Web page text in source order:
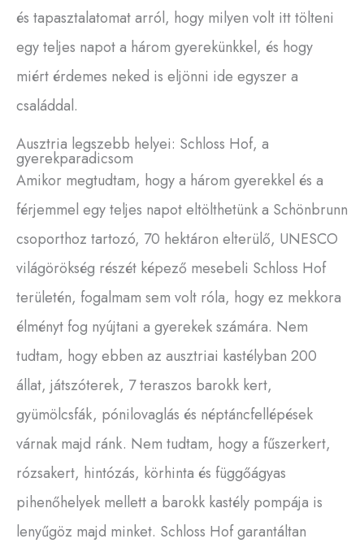
és tapasztalatomat arról, hogy milyen volt itt tölteni
egy teljes napot a három gyerekünkkel, és hogy
miért érdemes neked is eljönni ide egyszer a
családdal.
Ausztria legszebb helyei: Schloss Hof, a
gyerekparadicsom
Amikor megtudtam, hogy a három gyerekkel és a
férjemmel egy teljes napot eltölthetünk a Schönbrunn
csoporthoz tartozó, 70 hektáron elterülő, UNESCO
világörökség részét képező mesebeli Schloss Hof
területén, fogalmam sem volt róla, hogy ez mekkora
élményt fog nyújtani a gyerekek számára. Nem
tudtam, hogy ebben az ausztriai kastélyban 200
állat, játszóterek, 7 teraszos barokk kert,
gyümölcsfák, pónilovaglás és néptáncfellépések
várnak majd ránk. Nem tudtam, hogy a fűszerkert,
rózsakert, hintózás, körhinta és függőágyas
pihenőhelyek mellett a barokk kastély pompája is
lenyűgöz majd minket. Schloss Hof garantáltan